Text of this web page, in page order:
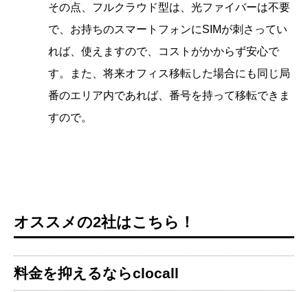
その点、フルクラウド型は、光ファイバーは不要
で、お持ちのスマートフォンにSIMが刺さってい
れば、使えますので、コストがかからず安心で
す。また、将来オフィス移転した場合にも同じ局
番のエリア内であれば、番号を持って移転できま
すので。
オススメの2社はこちら！
料金を抑えるならclocall